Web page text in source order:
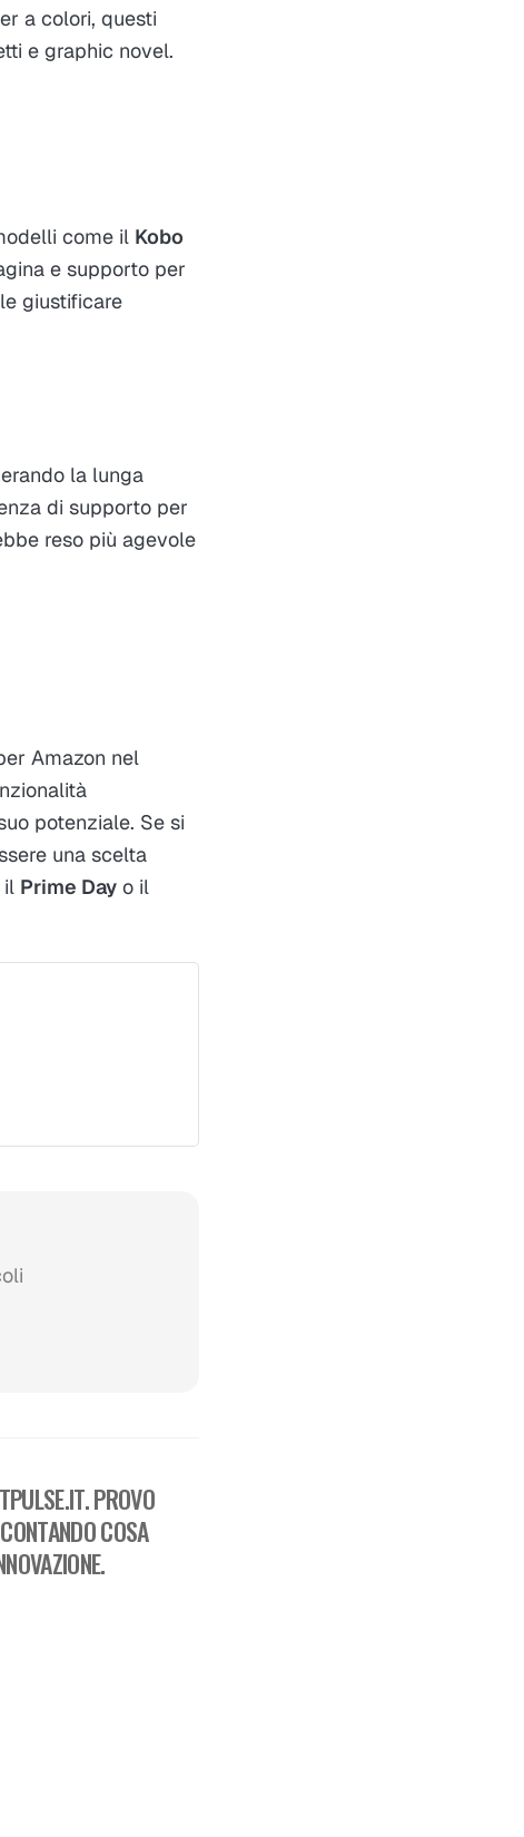
a colori, questi
e graphic novel.
come il Kobo
e supporto per
giustificare
la lunga
di supporto per
reso più agevole
Amazon nel
potenziale. Se si
una scelta
il Prime Day o il
PROVO
COSA